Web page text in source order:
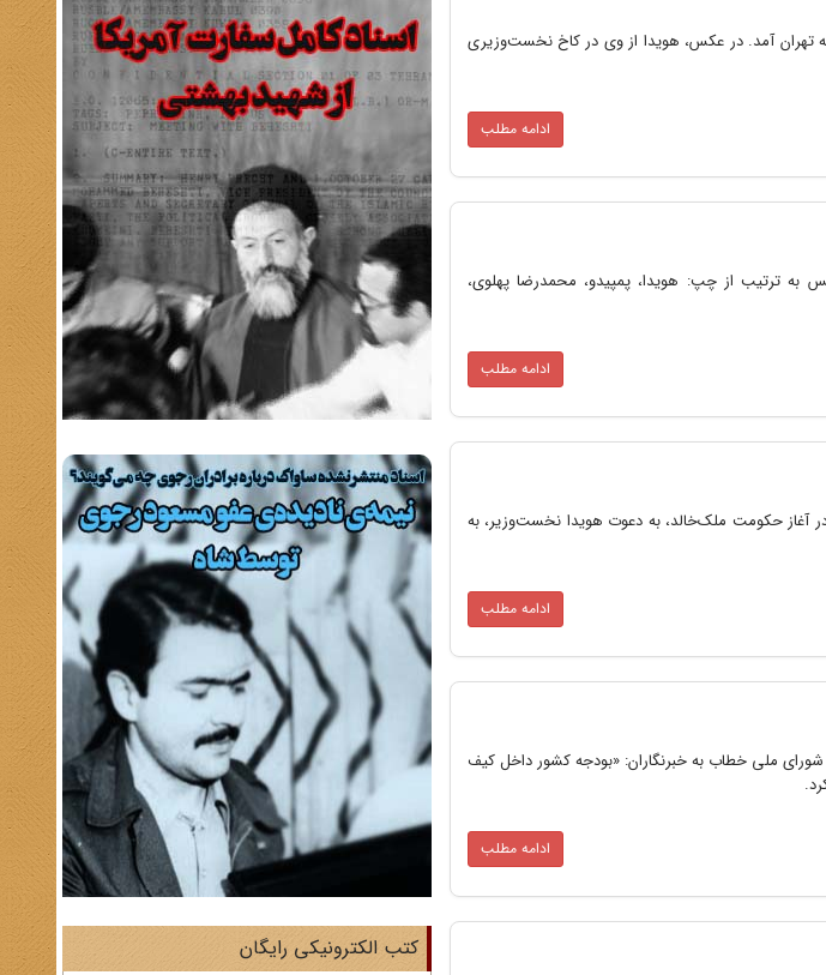
رئیس جمهور مصر برای دیداری 6 روزه از ایران به تهران آمد. در عکس،‌ هویدا از وی در کاخ نخست‌وزیری
ادامه مطلب
در عکس به ترتیب از چپ: هویدا، پمپیدو، محمد‌رضا پهلوی،
ادامه مطلب
و در آغاز حکومت ملک‌خالد، به دعوت هویدا نخست‌وزیر، به
ادامه مطلب
شورای ملی خطاب به خبرنگاران: «بودجه کشور داخل کیف
ادامه مطلب
کتب الکترونیکی رایگان